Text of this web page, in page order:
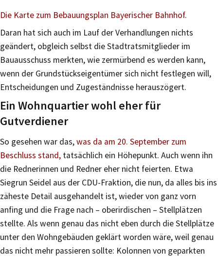
Die Karte zum Bebauungsplan Bayerischer Bahnhof.
Daran hat sich auch im Lauf der Verhandlungen nichts
geändert, obgleich selbst die Stadtratsmitglieder im
Bauausschuss merkten, wie zermürbend es werden kann,
wenn der Grundstückseigentümer sich nicht festlegen will,
Entscheidungen und Zugeständnisse herauszögert.
Ein Wohnquartier wohl eher für
Gutverdiener
So gesehen war das,was da am 20. September zum
Beschluss stand, tatsächlich ein Höhepunkt. Auch wenn ihn
die Rednerinnen und Redner eher nicht feierten. Etwa
Siegrun Seidel aus der CDU-Fraktion, die nun, da alles bis ins
zäheste Detail ausgehandelt ist, wieder von ganz vorn
anfing und die Frage nach – oberirdischen – Stellplätzen
stellte. Als wenn genau das nicht eben durch die Stellplätze
unter den Wohngebäuden geklärt worden wäre, weil genau
das nicht mehr passieren sollte: Kolonnen von geparkten